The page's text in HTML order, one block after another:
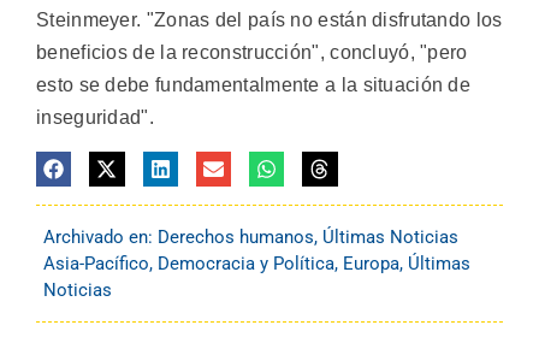
Steinmeyer. "Zonas del país no están disfrutando los
beneficios de la reconstrucción", concluyó, "pero
esto se debe fundamentalmente a la situación de
inseguridad".
Archivado en: Derechos humanos, Últimas Noticias
Asia-Pacífico, Democracia y Política, Europa, Últimas
Noticias